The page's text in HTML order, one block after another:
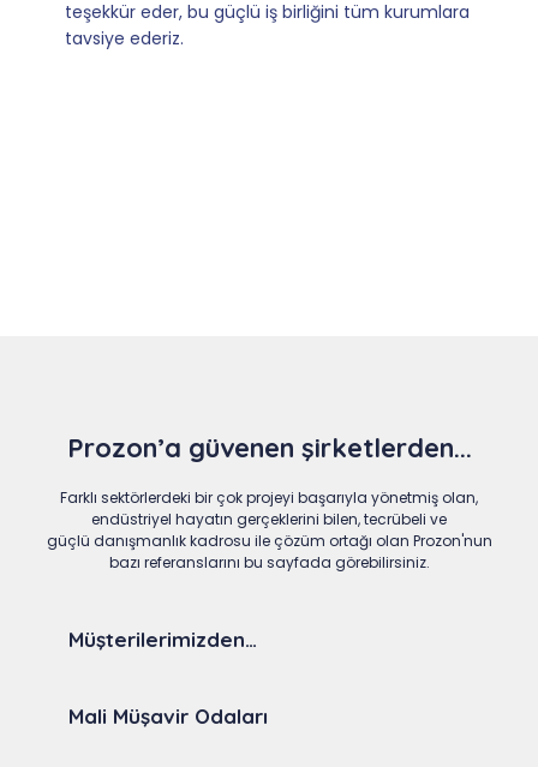
Prozon’a güvenen şirketlerden...
Farklı sektörlerdeki bir çok projeyi başarıyla yönetmiş olan,
endüstriyel hayatın gerçeklerini bilen, tecrübeli ve
güçlü danışmanlık kadrosu ile çözüm ortağı olan Prozon'nun
bazı referanslarını bu sayfada görebilirsiniz.
Müşterilerimizden…
Mali Müşavir Odaları